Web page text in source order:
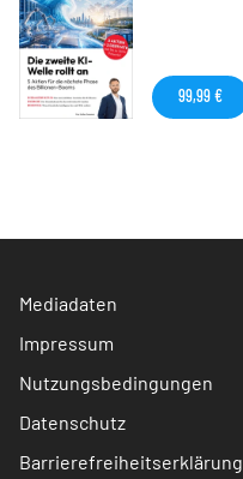
99,99 €
Mediadaten
Impressum
Nutzungsbedingungen
Datenschutz
Barrierefreiheitserklärung